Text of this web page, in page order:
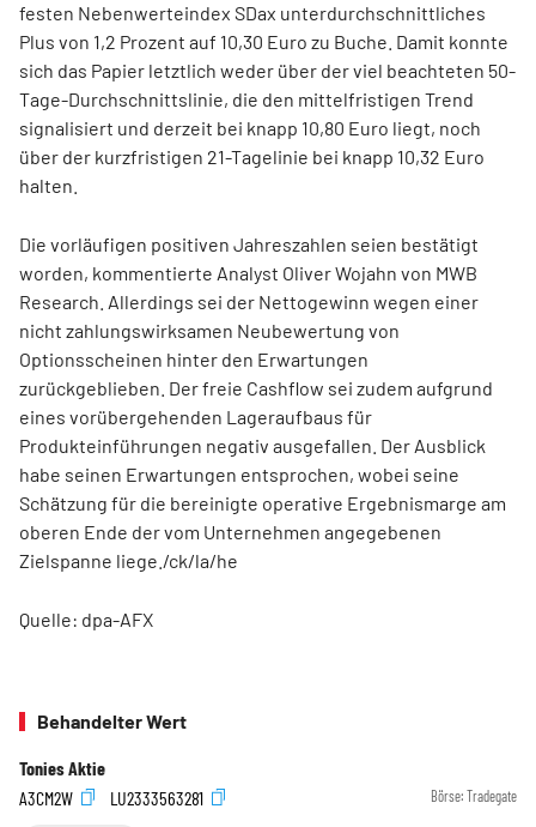
festen Nebenwerteindex SDax unterdurchschnittliches
Plus von 1,2 Prozent auf 10,30 Euro zu Buche. Damit konnte
sich das Papier letztlich weder über der viel beachteten 50-
Tage-Durchschnittslinie, die den mittelfristigen Trend
signalisiert und derzeit bei knapp 10,80 Euro liegt, noch
über der kurzfristigen 21-Tagelinie bei knapp 10,32 Euro
halten.
Die vorläufigen positiven Jahreszahlen seien bestätigt
worden, kommentierte Analyst Oliver Wojahn von MWB
Research. Allerdings sei der Nettogewinn wegen einer
nicht zahlungswirksamen Neubewertung von
Optionsscheinen hinter den Erwartungen
zurückgeblieben. Der freie Cashflow sei zudem aufgrund
eines vorübergehenden Lageraufbaus für
Produkteinführungen negativ ausgefallen. Der Ausblick
habe seinen Erwartungen entsprochen, wobei seine
Schätzung für die bereinigte operative Ergebnismarge am
oberen Ende der vom Unternehmen angegebenen
Zielspanne liege./ck/la/he
Quelle: dpa-AFX
Behandelter Wert
Tonies Aktie
A3CM2W
LU2333563281 Börse: Tradegate